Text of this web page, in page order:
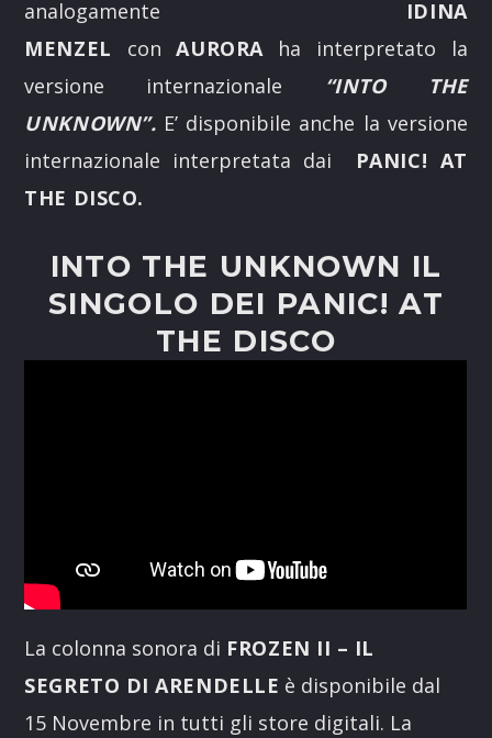
analogamente IDINA
MENZEL conAURORAha interpretato la
versione internazionale “INTO THE
UNKNOWN”. E’ disponibile anche la versione
internazionale interpretata dai PANIC! AT
THE DISCO.
INTO THE UNKNOWN IL
SINGOLO DEI PANIC! AT
THE DISCO
La colonna sonora di FROZEN II – IL
SEGRETO DI ARENDELLE è disponibile dal
15 Novembre in tutti gli store digitali. La